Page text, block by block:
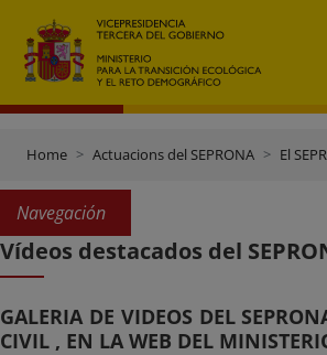
Home Actuacions del SEPRONA El
Navegación
Vídeos destacados del
GALERIA DE VIDEOS DEL
CIVIL , EN LA WEB DEL